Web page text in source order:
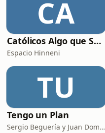
CA
Católicos Algo que Saber
Espacio Hinneni
TU
Tengo un Plan
Sergio Beguería y Juan Domínguez